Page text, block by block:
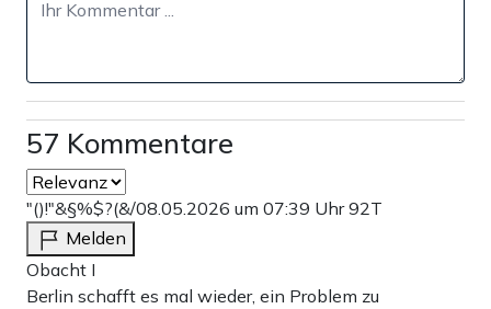
57 Kommentare
"()!"&§%$?(&/08.05.2026 um 07:39 Uhr92T
Melden
Obacht I
Berlin schafft es mal wieder, ein Problem zu